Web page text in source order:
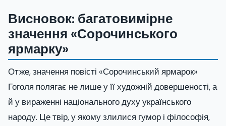
Висновок: багатовимірне
значення «Сорочинського
ярмарку»
Отже, значення повісті «Сорочинський ярмарок»
Гоголя полягає не лише у її художній довершеності, а
й у вираженні національного духу українського
народу. Це твір, у якому злилися гумор і філософія,